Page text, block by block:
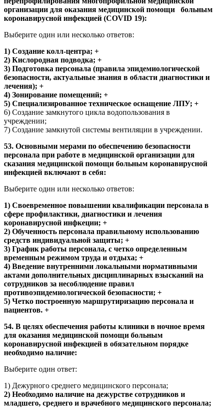
организации для оказания медицинской помощи больным
коронавирусной инфекцией (COVID 19):
Выберите один или несколько ответов:
1) Создание колл-центра; +
2) Кислородная подводка; +
3) Подготовка персонала (правила эпидемиологической
безопасности, актуальные знания в области диагностики и
лечения); +
4) Зонирование помещений; +
5) Специализированное техническое оснащение ЛПУ; +
6) Создание замкнутого цикла водопользования в
учреждении;
7) Создание замкнутой системы вентиляции в учреждении.
53. Основными мерами по обеспечению безопасности
персонала при работе в медицинской организации для
сказания медицинской помощи больным коронавирусной
инфекцией включают в себя:
Выберите один или несколько ответов:
1) Своевременное повышении квалификации персонала в
сфере профилактики, диагностики и лечения
коронавирусной инфкеции; +
2) Обученность персонала правильному использованию
средств индивидуальной защиты; +
3) График работы персонала, с четко определенным
временным режимом труда и отдыха; +
4) Введение внутренними локальными нормативными
актами дополнительных дисциплинарных взысканий на
сотрудников за несоблюдение правил
противоэпидемиологической безопасности; +
5) Четко построенную маршрутиризацию персонала и
пациентов. +
54. В целях обеспечения работы клиники в ночное время
для оказания медицинской помощи больным
коронавирусной инфекцией в обязательном порядке
необходимо наличие:
Выберите один ответ:
1) Дежурного среднего медицинского персонала;
2) Необходимо наличие на дежурстве сотрудников и
младшего, среднего и врачебного медицинского персонала;